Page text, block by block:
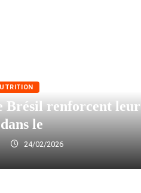
Brésil renforcent leur
le
24/02/2026